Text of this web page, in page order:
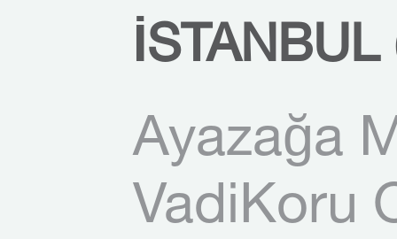
İSTANBUL
Ayazağa
VadiKoru